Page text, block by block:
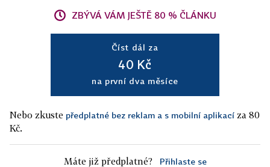
ZBÝVÁ VÁM JEŠTĚ 80 % ČLÁNKU
Číst dál za
40 Kč
na první dva měsíce
Nebo zkuste předplatné bez reklam a s mobilní aplikací za 80
Kč.
Máte již předplatné? Přihlaste se